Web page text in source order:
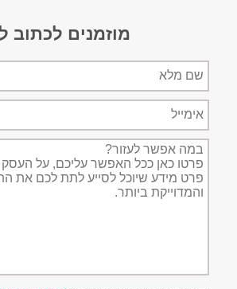
מוזמנים לכתוב
מלא
תיאור
הפניה